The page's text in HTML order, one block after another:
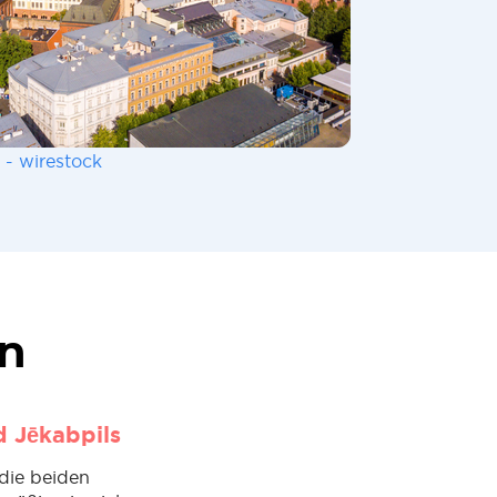
- wirestock
Jēkabpils
beiden